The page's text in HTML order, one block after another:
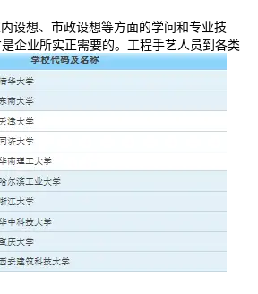
设想、市政设想等方面的学问和专业技
企业所实正需要的。工程手艺人员到各类